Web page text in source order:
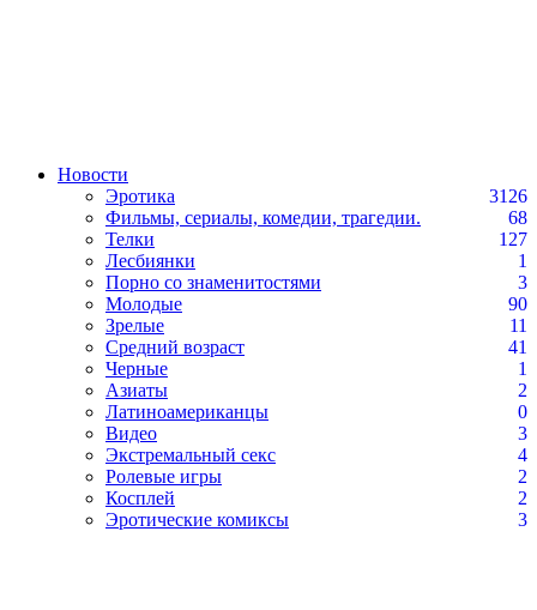
Новости
Эротика
3126
Фильмы, сериалы, комедии, трагедии.
68
Телки
127
Лесбиянки
1
Порно со знаменитостями
3
Молодые
90
Зрелые
11
Средний возраст
41
Черные
1
Азиаты
2
Латиноамериканцы
0
Видео
3
Экстремальный секс
4
Ролевые игры
2
Косплей
2
Эротические комиксы
3